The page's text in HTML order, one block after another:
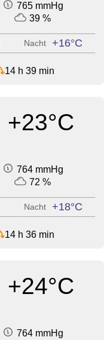
765 mmHg
39 %
Nacht +16°C
14 h 39 min
+23°C
764 mmHg
72 %
Nacht +18°C
14 h 36 min
+24°C
764 mmHg